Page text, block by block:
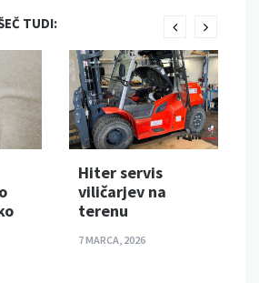
TUDI:
Hiter servis
viličarjev na
terenu
7 MARCA, 2026